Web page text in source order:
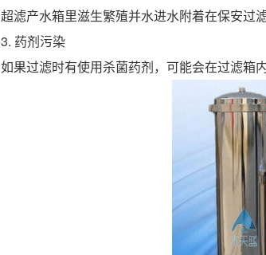
超滤产水箱里滋生繁殖并水进水附着在保安过
3. 药剂污染
如果过滤时有使用杀菌药剂，可能会在过滤箱